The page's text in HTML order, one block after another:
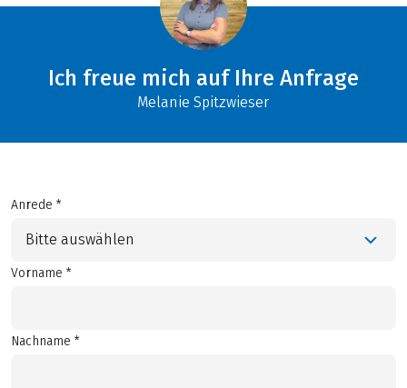
Ich freue mich auf Ihre Anfrage
Melanie Spitzwieser
Anrede *
Bitte auswählen
Vorname *
Nachname *